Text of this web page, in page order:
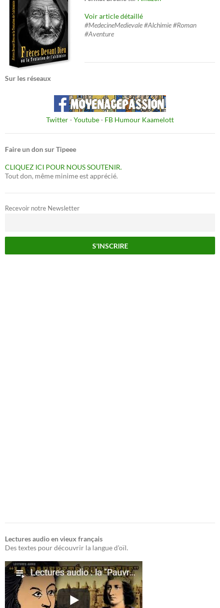
Voir article détaillé
#MedecineMedievale #Alchimie #Roman
#Aventure
Sur les réseaux
Twitter- Youtube- FB Humour Kaamelott
Faire un don sur Tipeee
CLIQUEZ ICI POUR NOUS SOUTENIR.
Tout don, même minime est apprécié.
Recevoir notre Newsletter
Lectures audio en vieux français
Des textes pour découvrir la langue d'oïl.